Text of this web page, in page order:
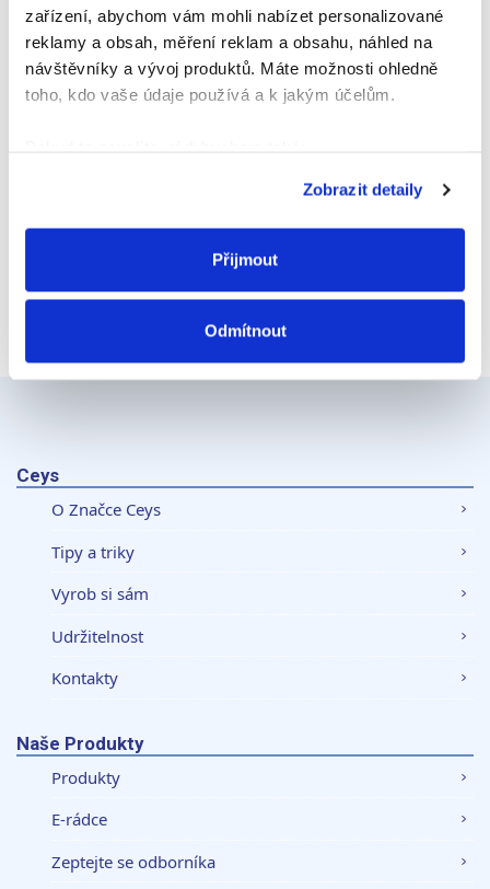
zařízení, abychom vám mohli nabízet personalizované
reklamy a obsah, měření reklam a obsahu, náhled na
návštěvníky a vývoj produktů. Máte možnosti ohledně
toho, kdo vaše údaje používá a k jakým účelům.
poloze, které mohou být přesné na několik metrů
Identifikovali vaše zařízení pomocí aktivního
skenování pro konkrétní charakteristiky (otisk prstu)
Zjistěte více o tom, jak zpracováváme vaše osobní
Svůj souhlas můžete kdykoliv změnit nebo odvolat v
části Prohlášení o souborech cookie.
soubory cookie. Informace o tom, jak náš web používáte,
analýzy. Partneři tyto údaje mohou zkombinovat s
dalšími informacemi, které jste jim poskytli nebo které
Zobrazit detaily
Přijmout
Odmítnout
E-mail
Ceys
O Značce Ceys
Tipy a triky
Vyrob si sám
Udržitelnost
Kontakty
Naše Produkty
Produkty
E-rádce
Zeptejte se odborníka